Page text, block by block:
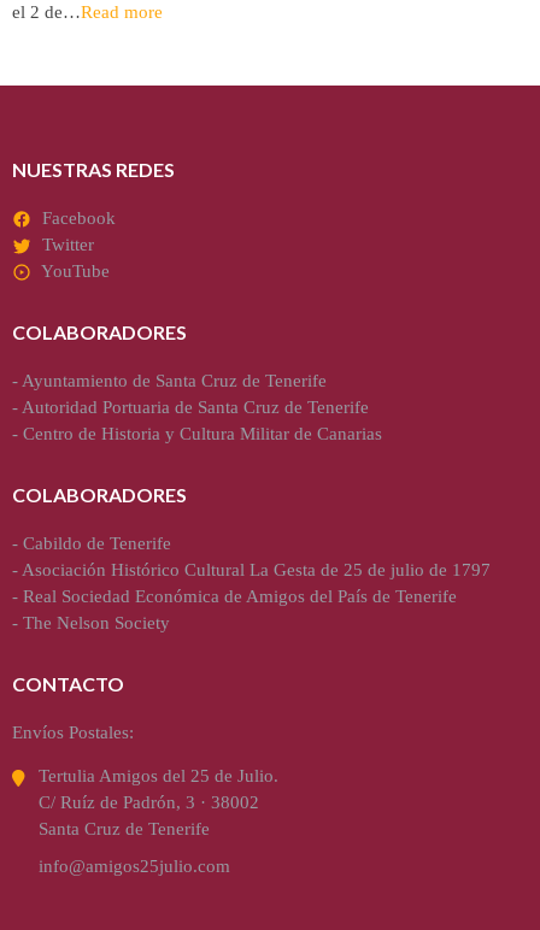
el 2 de…Read more
NUESTRAS REDES
Facebook
Twitter
YouTube
COLABORADORES
- Ayuntamiento de Santa Cruz de Tenerife
- Autoridad Portuaria de Santa Cruz de Tenerife
- Centro de Historia y Cultura Militar de Canarias
COLABORADORES
- Cabildo de Tenerife
- Asociación Histórico Cultural La Gesta de 25 de julio de 1797
- Real Sociedad Económica de Amigos del País de Tenerife
- The Nelson Society
CONTACTO
Envíos Postales:
Tertulia Amigos del 25 de Julio.
C/ Ruíz de Padrón, 3 · 38002
Santa Cruz de Tenerife
info@amigos25julio.com